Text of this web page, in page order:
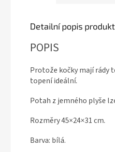
Detailní popis
POPIS
Protože kočky mají rády
topení ideální.
Potah z jemného plyše
Rozměry 45×24×31 cm.
Barva: bílá.